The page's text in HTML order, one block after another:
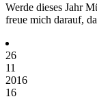
Werde dieses Jahr
freue mich darauf,
26
11
2016
16